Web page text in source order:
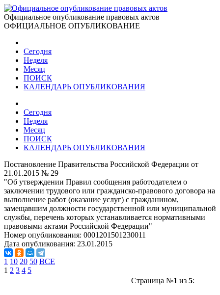
Официальное опубликование правовых актов
ОФИЦИАЛЬНОЕ ОПУБЛИКОВАНИЕ
Сегодня
Неделя
Месяц
ПОИСК
КАЛЕНДАРЬ ОПУБЛИКОВАНИЯ
Сегодня
Неделя
Месяц
ПОИСК
КАЛЕНДАРЬ ОПУБЛИКОВАНИЯ
Постановление Правительства Российской Федерации от
21.01.2015 № 29
"Об утверждении Правил сообщения работодателем о
заключении трудового или гражданско-правового договора на
выполнение работ (оказание услуг) с гражданином,
замещавшим должности государственной или муниципальной
службы, перечень которых устанавливается нормативными
правовыми актами Российской Федерации"
Номер опубликования: 0001201501230011
Дата опубликования: 23.01.2015
1 10 20 50 ВСЕ
1 2 3 4 5
Страница №1 из 5: